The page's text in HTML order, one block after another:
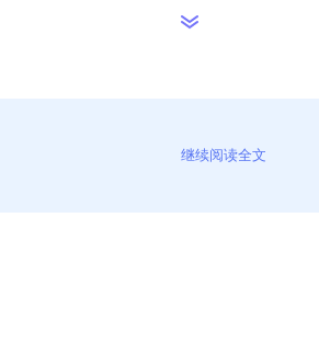
此时如果不注意控制情绪
有影响，进而影响肝脏正常
继续阅读全文